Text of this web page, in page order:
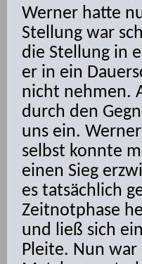
Werner hatte
Stellung war
die Stellung in
er in ein
nicht nehmen.
durch den
uns ein.
selbst konnte
einen Sieg
es tatsächlich
Zeitnotphase
und ließ sich
Pleite. Nun war